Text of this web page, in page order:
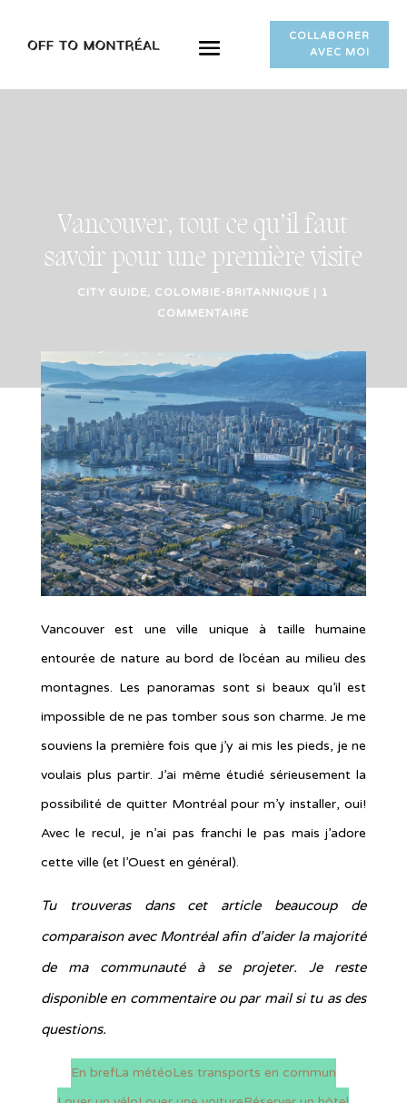
COLLABORER
AVEC MOI
Vancouver, tout ce qu’il faut
savoir pour une première visite
CITY GUIDE, COLOMBIE-BRITANNIQUE | 1
COMMENTAIRE
Vancouver est une ville unique à taille humaine
entourée de nature au bord de l’océan au milieu des
montagnes. Les panoramas sont si beaux qu’il est
impossible de ne pas tomber sous son charme. Je me
souviens la première fois que j’y ai mis les pieds, je ne
voulais plus partir. J’ai même étudié sérieusement la
possibilité de quitter Montréal pour m’y installer, oui!
Avec le recul, je n’ai pas franchi le pas mais j’adore
cette ville (et l’Ouest en général).
Tu trouveras dans cet article beaucoup de
comparaison avec Montréal afin d’aider la majorité
de ma communauté à se projeter. Je reste
disponible en commentaire ou par mail si tu as des
questions.
En brefLa météoLes transports en commun